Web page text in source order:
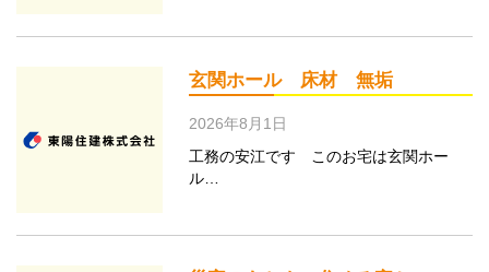
玄関ホール 床材 無垢
2026年8月1日
工務の安江です このお宅は玄関ホー
ル…